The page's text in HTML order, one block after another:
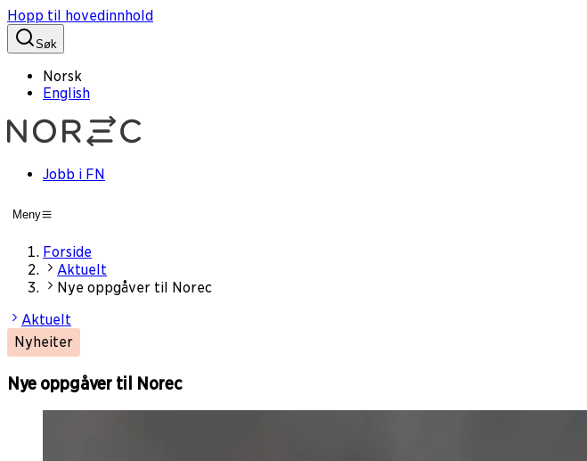
Hopp til hovedinnhold
Søk
Norsk
English
Jobb i FN
Meny
Forside
Aktuelt
Nye oppgåver til Norec
Aktuelt
Nyheiter
Nye oppgåver til Norec